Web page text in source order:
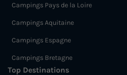
Campings Pays de la Loire
Campings Aquitaine
Campings Espagne
Campings Bretagne
Top Destinations